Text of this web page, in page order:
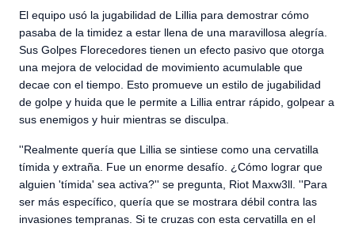
El equipo usó la jugabilidad de Lillia para demostrar cómo
pasaba de la timidez a estar llena de una maravillosa alegría.
Sus Golpes Florecedores tienen un efecto pasivo que otorga
una mejora de velocidad de movimiento acumulable que
decae con el tiempo. Esto promueve un estilo de jugabilidad
de golpe y huida que le permite a Lillia entrar rápido, golpear a
sus enemigos y huir mientras se disculpa.
''Realmente quería que Lillia se sintiese como una cervatilla
tímida y extraña. Fue un enorme desafío. ¿Cómo lograr que
alguien 'tímida' sea activa?'' se pregunta, Riot Maxw3ll. ''Para
ser más específico, quería que se mostrara débil contra las
invasiones tempranas. Si te cruzas con esta cervatilla en el